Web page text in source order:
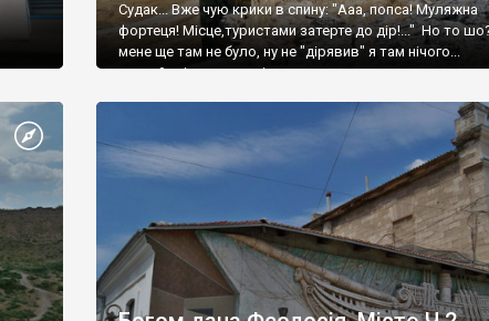
Судак... Вже чую крики в спину: "Ааа, попса! Муляжна
фортеця! Місце,туристами затерте до дір!..." Но то
мене ще там не було, ну не "дірявив" я там нічого...
принаймні до цього літа.